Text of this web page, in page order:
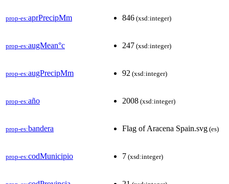
prop-es:aprPrecipMm 846 (xsd:integer)
prop-es:augMean°c 247 (xsd:integer)
prop-es:augPrecipMm 92 (xsd:integer)
prop-es:año 2008 (xsd:integer)
prop-es:bandera Flag of Aracena Spain.svg (es)
prop-es:codMunicipio 7 (xsd:integer)